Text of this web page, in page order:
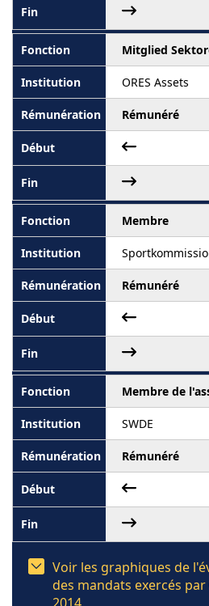
Mitglied
ORES Assets
Rémunéré
Membre
Rémunéré
Membre de
SWDE
Rémunéré
Voir les graphiques de
des mandats exercés
2014